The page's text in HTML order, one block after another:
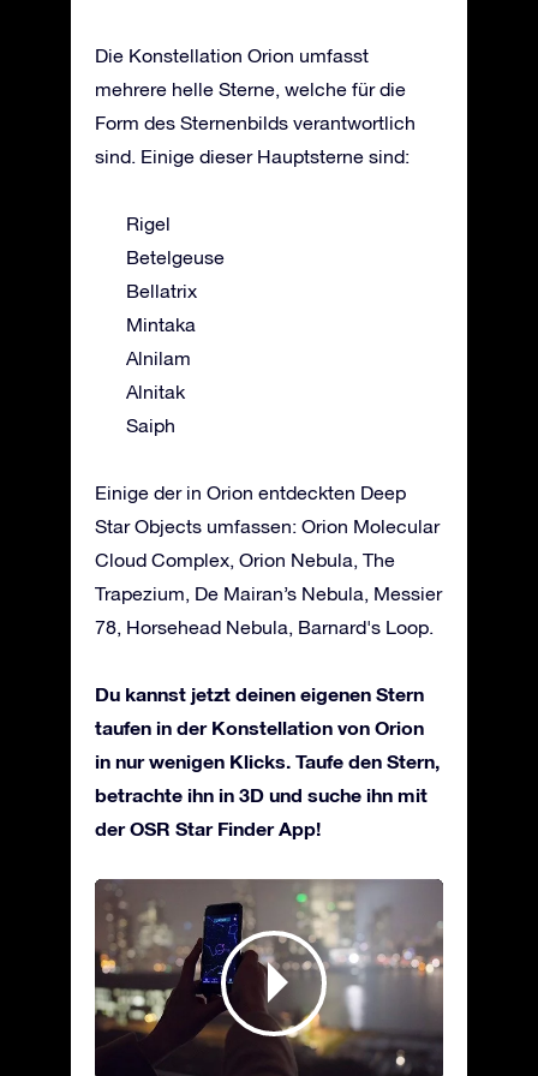
Die Konstellation Orion umfasst
mehrere helle Sterne, welche für die
Form des Sternenbilds verantwortlich
sind. Einige dieser Hauptsterne sind:
Rigel
Betelgeuse
Bellatrix
Mintaka
Alnilam
Alnitak
Saiph
Einige der in Orion entdeckten Deep
Star Objects umfassen: Orion Molecular
Cloud Complex, Orion Nebula, The
Trapezium, De Mairan’s Nebula, Messier
78, Horsehead Nebula, Barnard's Loop.
Du kannst jetzt deinen eigenen Stern
taufen in der Konstellation von Orion
in nur wenigen Klicks. Taufe den Stern,
betrachte ihn in 3D und suche ihn mit
der OSR Star Finder App!